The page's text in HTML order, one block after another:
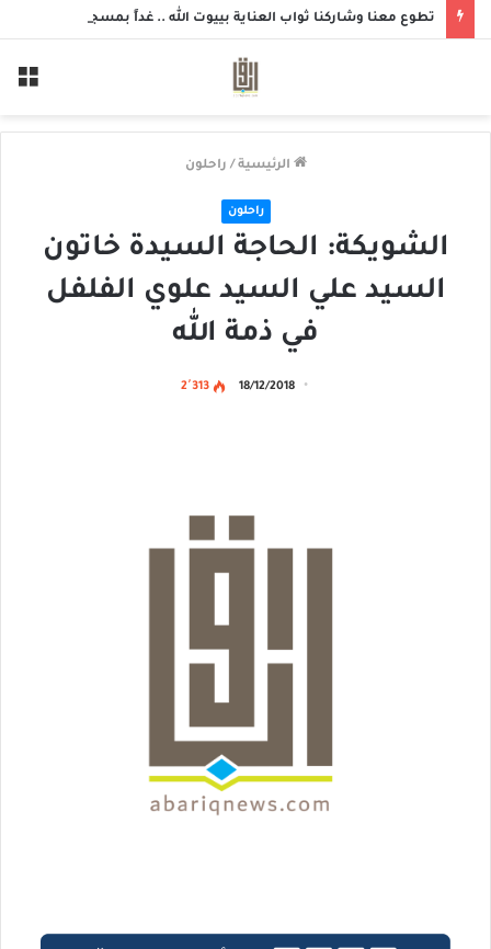
الرئيسية / راحلون
راحلون
الشويكة: الحاجة السيدة خاتون
السيد علي السيد علوي الفلفل
في ذمة الله
18/12/2018 2٬313